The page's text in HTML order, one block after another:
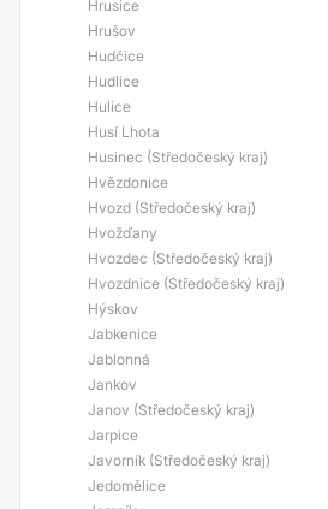
Hrusice
Hrušov
Hudčice
Hudlice
Hulice
Husí Lhota
Husinec (Středočeský kraj)
Hvězdonice
Hvozd (Středočeský kraj)
Hvožďany
Hvozdec (Středočeský kraj)
Hvozdnice (Středočeský kraj)
Hýskov
Jabkenice
Jablonná
Jankov
Janov (Středočeský kraj)
Jarpice
Javorník (Středočeský kraj)
Jedomělice